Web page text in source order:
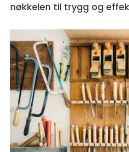
nøkkelen til trygg og